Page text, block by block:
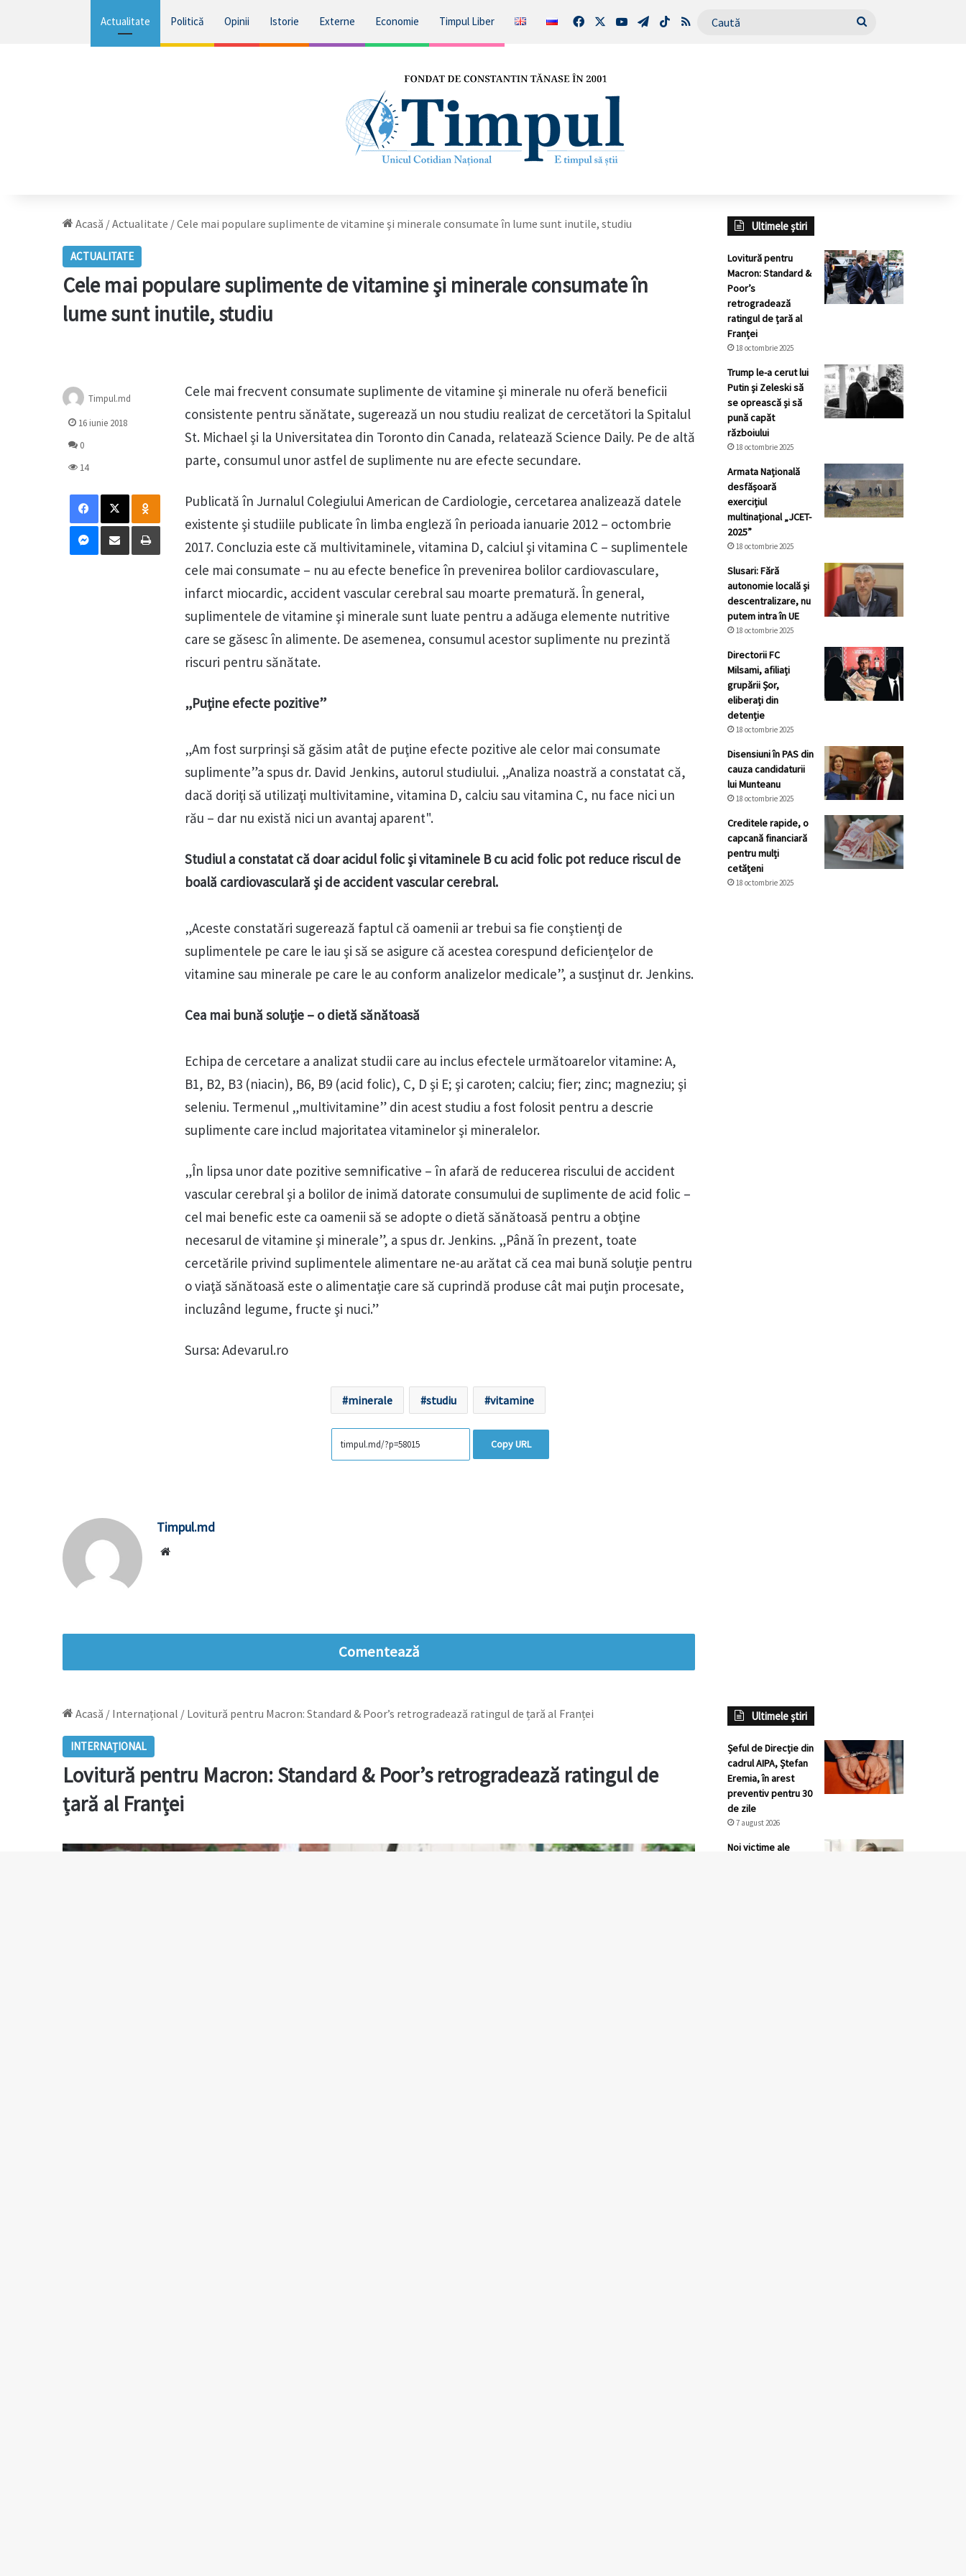
Actualitate Politică Opinii Istorie Externe Economie Timpul Liber FacebookYouTubeTelegram
TikTokRSS Caută
Acasă /Actualitate /Cele mai populare suplimente de vitamine şi minerale consumate în lume sunt inutile, studiu
ACTUALITATE
Cele mai populare suplimente de vitamine şi minerale consumate în
lume sunt inutile, studiu
Cele mai frecvent consumate suplimente de vitamine şi minerale nu oferă beneficii
consistente pentru sănătate, sugerează un nou studiu realizat de cercetători la Spitalul
St. Michael şi la Universitatea din Toronto din Canada, relatează Science Daily. Pe de altă
parte, consumul unor astfel de suplimente nu are efecte secundare.
Publicată în Jurnalul Colegiului American de Cardiologie, cercetarea analizează datele
existente şi studiile publicate în limba engleză în perioada ianuarie 2012 – octombrie
2017. Concluzia este că multivitaminele, vitamina D, calciul şi vitamina C – suplimentele
cele mai consumate – nu au efecte benefice în prevenirea bolilor cardiovasculare,
infarct miocardic, accident vascular cerebral sau moarte prematură. În general,
suplimentele de vitamine şi minerale sunt luate pentru a adăuga elemente nutritive
care se găsesc în alimente. De asemenea, consumul acestor suplimente nu prezintă
riscuri pentru sănătate.
„Puţine efecte pozitive”
„Am fost surprinşi să găsim atât de puţine efecte pozitive ale celor mai consumate
suplimente”a spus dr. David Jenkins, autorul studiului. „Analiza noastră a constatat că,
dacă doriţi să utilizaţi multivitamine, vitamina D, calciu sau vitamina C, nu face nici un
rău – dar nu există nici un avantaj aparent".
Studiul a constatat că doar acidul folic şi vitaminele B cu acid folic pot reduce riscul de
boală cardiovasculară şi de accident vascular cerebral.
„Aceste constatări sugerează faptul că oamenii ar trebui sa fie conştienţi de
suplimentele pe care le iau şi să se asigure că acestea corespund deficienţelor de
vitamine sau minerale pe care le au conform analizelor medicale”, a susţinut dr. Jenkins.
Cea mai bună soluţie – o dietă sănătoasă
Echipa de cercetare a analizat studii care au inclus efectele următoarelor vitamine: A,
B1, B2, B3 (niacin), B6, B9 (acid folic), C, D şi E; şi caroten; calciu; fier; zinc; magneziu; şi
seleniu. Termenul „multivitamine” din acest studiu a fost folosit pentru a descrie
suplimente care includ majoritatea vitaminelor şi mineralelor.
„În lipsa unor date pozitive semnificative – în afară de reducerea riscului de accident
vascular cerebral şi a bolilor de inimă datorate consumului de suplimente de acid folic –
cel mai benefic este ca oamenii să se adopte o dietă sănătoasă pentru a obţine
necesarul de vitamine şi minerale”, a spus dr. Jenkins. „Până în prezent, toate
cercetările privind suplimentele alimentare ne-au arătat că cea mai bună soluţie pentru
o viaţă sănătoasă este o alimentaţie care să cuprindă produse cât mai puţin procesate,
incluzând legume, fructe şi nuci.”
Sursa: Adevarul.ro
minerale studiu vitamine
Copy URL
Timpul.md
16 iunie 2018
0
14
Facebook
X Odnoklassniki
Messenger
Distribuie prin mail Tipărește
Timpul.md
Comentează
Ultimele știri
Lovitură pentru
Macron: Standard &
Poor’s
retrogradează
ratingul de țară al
Franței
18 octombrie 2025
Trump le-a cerut lui
Putin și Zeleski să
se oprească și să
pună capăt
războiului
18 octombrie 2025
Armata Națională
desfășoară
exercițiul
multinațional „JCET-
2025”
18 octombrie 2025
Slusari: Fără
autonomie locală și
descentralizare, nu
putem intra în UE
18 octombrie 2025
Directorii FC
Milsami, afiliați
grupării Șor,
eliberați din
detenție
18 octombrie 2025
Disensiuni în PAS din
cauza candidaturii
lui Munteanu
18 octombrie 2025
Creditele rapide, o
capcană financiară
pentru mulți
cetățeni
18 octombrie 2025